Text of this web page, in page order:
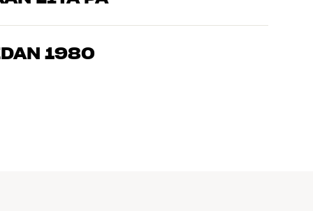
kan produkterna och brinner för riktigt bra ljud – både till
1980